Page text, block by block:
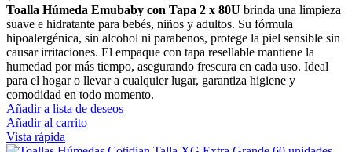
Toalla Húmeda Emubaby con Tapa 2 x 80U brinda una limpieza
suave e hidratante para bebés, niños y adultos. Su fórmula
hipoalergénica, sin alcohol ni parabenos, protege la piel sensible sin
causar irritaciones. El empaque con tapa resellable mantiene la
humedad por más tiempo, asegurando frescura en cada uso. Ideal
para el hogar o llevar a cualquier lugar, garantiza higiene y
comodidad en todo momento.
Añadir a lista de deseos
Añadir al carrito
Vista rápida